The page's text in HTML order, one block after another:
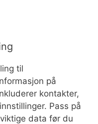
til
på
kontakter,
Pass på
data før du